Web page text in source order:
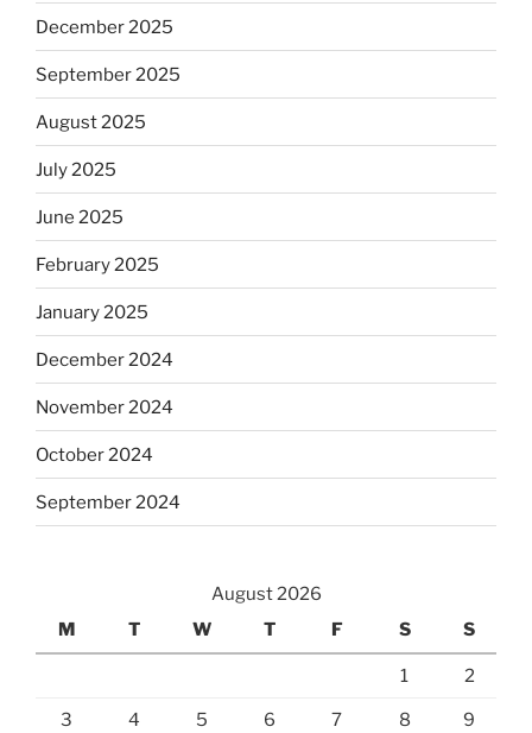
December 2025
September 2025
August 2025
July 2025
June 2025
February 2025
January 2025
December 2024
November 2024
October 2024
September 2024
August 2026
M
T W T F S S
1 2
3 4 5 6 7 8 9